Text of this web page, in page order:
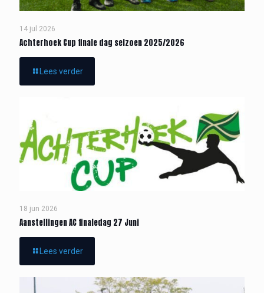
14 jul 2026
Achterhoek Cup finale dag seizoen 2025/2026
Lees verder
18 jun 2026
Aanstellingen AC finaledag 27 Juni
Lees verder